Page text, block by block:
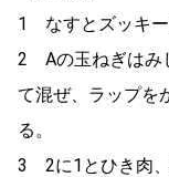
1 なすとズッキー
2 Aの玉ねぎはみ
て混ぜ、ラップを
る。
3 2に1とひき肉、